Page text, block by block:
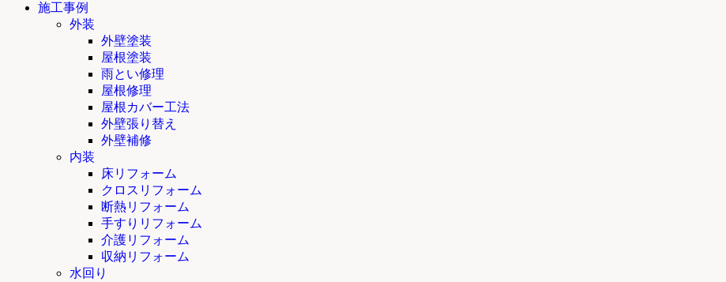
施工事例
外装
外壁塗装
屋根塗装
雨とい修理
屋根修理
屋根カバー工法
外壁張り替え
外壁補修
内装
床リフォーム
クロスリフォーム
断熱リフォーム
手すりリフォーム
介護リフォーム
収納リフォーム
水回り